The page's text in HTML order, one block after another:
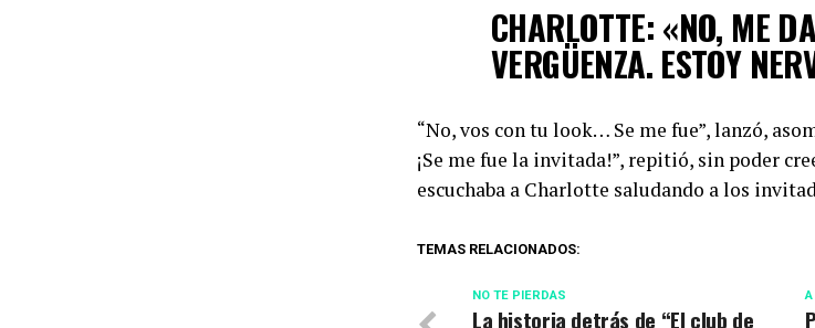
CHARLOTTE: «NO, ME
VERGÜENZA. ESTOY
“No, vos con tu look… Se me fue”, lanzó,
¡Se me fue la invitada!”, repitió, sin poder
escuchaba a Charlotte saludando a los
TEMAS RELACIONADOS:
NO TE PIERDAS
La historia detrás de “El club de